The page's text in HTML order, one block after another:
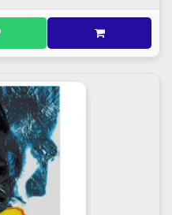
چطور زمین‌های پست
اضافه می‌کنند. جهانِ
گل‌ولای بود. چکمه‌های
عراده‌های توپ، نعل‌های
ماشین‌ها و گاری‌های
چسبناک فرو می‌رفت، من
سربازی چشم دوختم که از
رفت و دیگر هیچ وقت
بافت‌های تپنده‌اش را از
بودم. هنوز خون در مغزم
بود. اگر قلبم سوراخ
من، هرگز نمی‌گذاشت
وضعیت غرقش کند. با